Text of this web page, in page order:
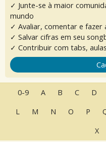
✓ Junte-se à maior
mundo
✓ Avaliar, comentar e fazer
✓ Salvar cifras em seu
✓ Contribuir com tabs,
0-9 A B C D
L
M N O P
X